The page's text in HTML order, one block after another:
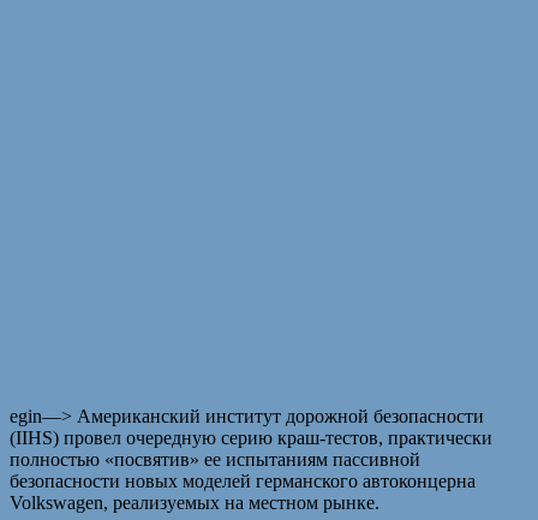
egin—> Американский институт дорожной безопасности
(IIHS) провел очередную серию краш-тестов, практически
полностью «посвятив» ее испытаниям пассивной
безопасности новых моделей германского автоконцерна
Volkswagen, реализуемых на местном рынке.